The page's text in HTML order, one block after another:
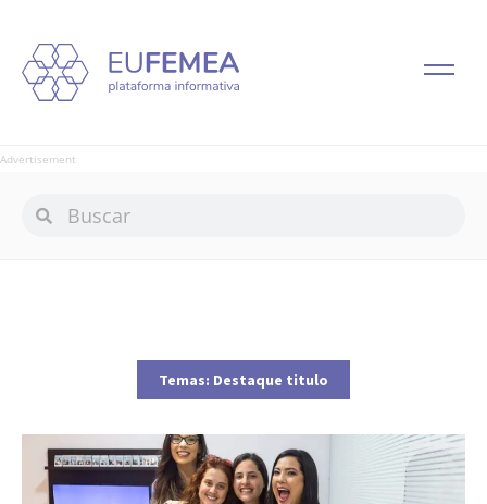
Advertisement
Temas: Destaque titulo